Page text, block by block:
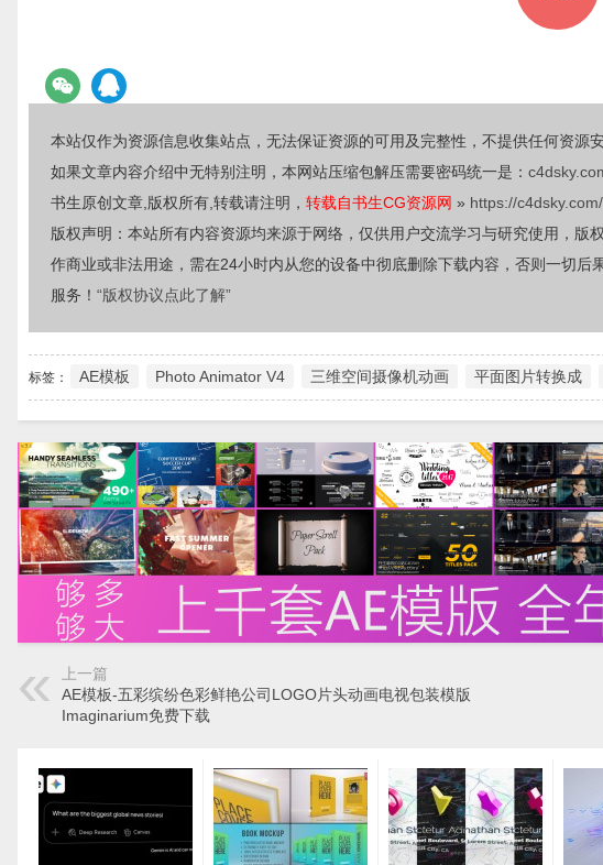
本站仅作为资源信息收集站点，无法保证资源的可用及完整性，不提供任何资源
如果文章内容介绍中无特别注明，本网站压缩包解压需要密码统一是：
书生原创文章,版权所有,转载请注明， 转载自书生CG资源网 » https://
版权声明：本站所有内容资源均来源于网络，仅供用户交流学习与研究使用，
作商业或非法用途，需在24小时内从您的设备中彻底删除下载内容，否则一切
服务！ “版权协议点此了解”
标签： AE模板 Photo Animator V4 三维空间摄像机动画 平面图片转换成
上一篇
AE模板-五彩缤纷色彩鲜艳公司LOGO片头动画电视包装模版
Imaginarium免费下载